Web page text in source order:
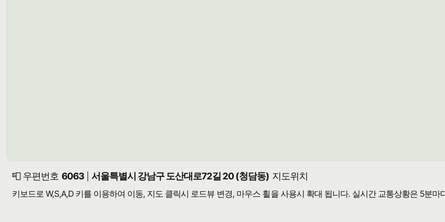
📮 우편번호 6063 서울특별시 강남구 도산대로72길 20 (청담동) 지도위치
키보드로 W,S,A,D 키를 이용하여 이동, 지도 클릭시 로드뷰 변경, 마우스 휠을 사용시 확대 됩니다. 실시간 교통상황은 5분마